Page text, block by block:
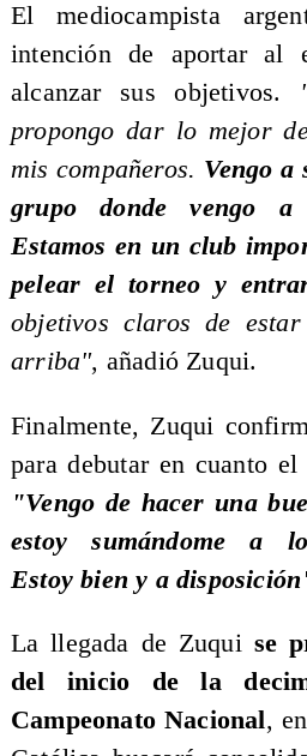
El mediocampista
intención de aportar al
alcanzar sus objetivos.
propongo dar lo mejor
mis compañeros. Vengo a
grupo donde vengo
Estamos en un club
pelear el torneo y
objetivos claros de
arriba", añadió Zuqui.
Finalmente, Zuqui
para debutar en cuanto
"Vengo de hacer una
estoy sumándome a
Estoy bien y a
La llegada de Zuqui se
del inicio de la
Campeonato Nacional,